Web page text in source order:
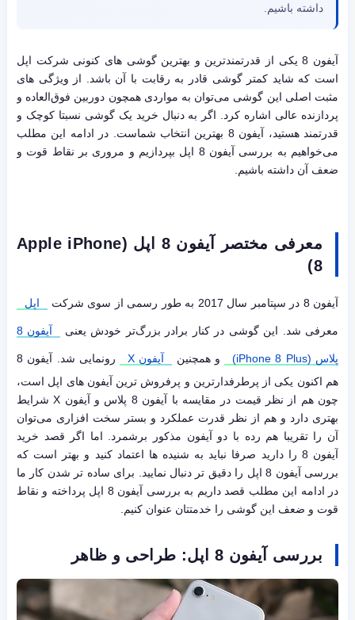
داشته باشیم.
آیفون 8 یکی از قدرتمندترین و بهترین گوشی های کنونی شرکت اپل
است که شاید کمتر گوشی قادر به رقابت با آن باشد. از ویژگی های
مثبت اصلی این گوشی می‌توان به مواردی همچون دوربین فوق‌العاده و
پردازنده عالی اشاره کرد. اگر به دنبال خرید یک گوشی نسبتا کوچک و
قدرتمند هستید، آیفون 8 بهترین انتخاب شماست. در ادامه این مطلب
می‌خواهیم به بررسی آیفون 8 اپل بپردازیم و مروری بر نقاط قوت و
ضعف آن داشته باشیم.
معرفی مختصر آیفون 8 اپل
(Apple iPhone
8)
آیفون 8 در سپتامبر سال 2017 به طور رسمی از سوی شرکت اپل
معرفی شد. این گوشی در کنار برادر بزرگ‌تر خودش یعنی آیفون 8
پلاس (iPhone 8 Plus) و همچنین آیفون X
رونمایی شد. آیفون 8
هم اکنون یکی از پرطرفدارترین و پرفروش ترین آیفون های اپل است،
چون هم از نظر قیمت در مقایسه با آیفون 8 پلاس و آیفون X شرایط
بهتری دارد و هم از نظر قدرت عملکرد و بستر سخت افزاری می‌توان
آن را تقریبا هم رده با دو آیفون مذکور برشمرد. اما اگر قصد خرید
آیفون 8 را دارید صرفا نباید به شنیده ها اعتماد کنید و بهتر است که
بررسی آیفون 8 اپل را دقیق تر دنبال نمایید. برای ساده تر شدن کار ما
در ادامه این مطلب قصد داریم به بررسی آیفون 8 اپل پرداخته و نقاط
قوت و ضعف این گوشی را خدمتتان عنوان کنیم.
بررسی آیفون 8 اپل: طراحی و ظاهر